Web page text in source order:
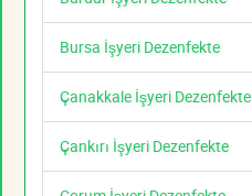
Bursa İşyeri Dezenfekte
Çanakkale İşyeri Dezenfekte
Çankırı İşyeri Dezenfekte